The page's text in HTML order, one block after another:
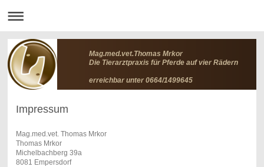
Mag.med.vet.Thomas Mrkor
Die Tierarztpraxis für Pferde auf vier Rädern
erreichbar unter 0664/1499645
Impressum
Mag.med.vet. Thomas Mrkor
Thomas Mrkor
Michelbachberg 39a
8081 Empersdorf